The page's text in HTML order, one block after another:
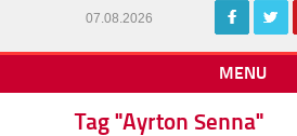
07.08.2026
MENU
Tag "Ayrton Senna"